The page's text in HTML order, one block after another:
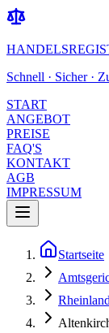
Schnell · Sicher ·
START
ANGEBOT
PREISE
FAQ'S
KONTAKT
AGB
IMPRESSUM
Startseite